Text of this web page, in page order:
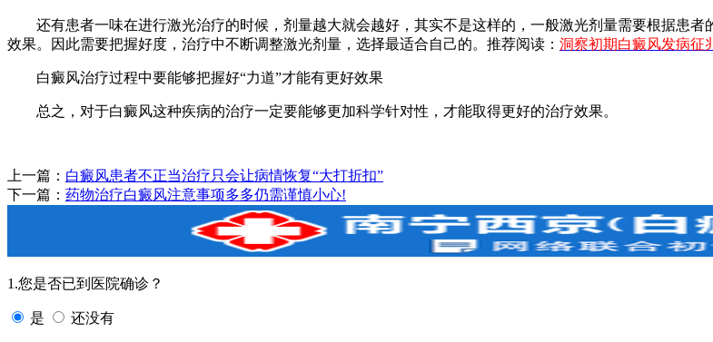
还有患者一味在进行激光治疗的时候，剂量越大就会越好，其实不是这样的，一般激光剂量需要根据患者
效果。因此需要把握好度，治疗中不断调整激光剂量，选择最适合自己的。推荐阅读： 洞察初期白癜风发病征
白癜风治疗过程中要能够把握好“力道”才能有更好效果
总之，对于白癜风这种疾病的治疗一定要能够更加科学针对性，才能取得更好的治疗效果。
上一篇： 白癜风患者不正当治疗只会让病情恢复“大打折扣”
下一篇： 药物治疗白癜风注意事项多多仍需谨慎小心!
1.您是否已到医院确诊？
是 还没有